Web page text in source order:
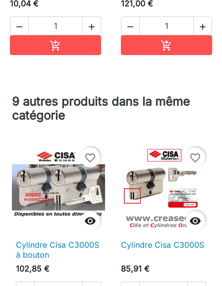
10,04 €
 

121,00 €
 

9 autres produits dans la même
catégorie

favorite_border
Cylindre Cisa C3000S
à bouton
102,85 €

favorite_border
Cylindre Cisa C3000S
85,91 €